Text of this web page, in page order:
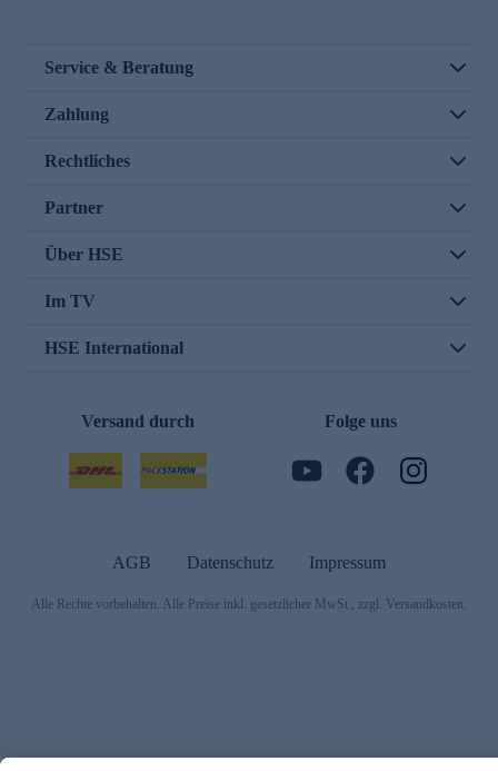
Service & Beratung
Zahlung
Rechtliches
Partner
Über HSE
Im TV
HSE International
Versand durch Folge uns
AGB Datenschutz Impressum
Alle Rechte vorbehalten. Alle Preise inkl. gesetzlicher MwSt., zzgl. Versandkosten.